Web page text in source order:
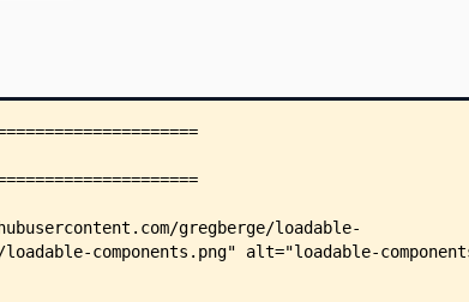
    ├── .npmignore
    ├── examples/
    │   ├── client-side/